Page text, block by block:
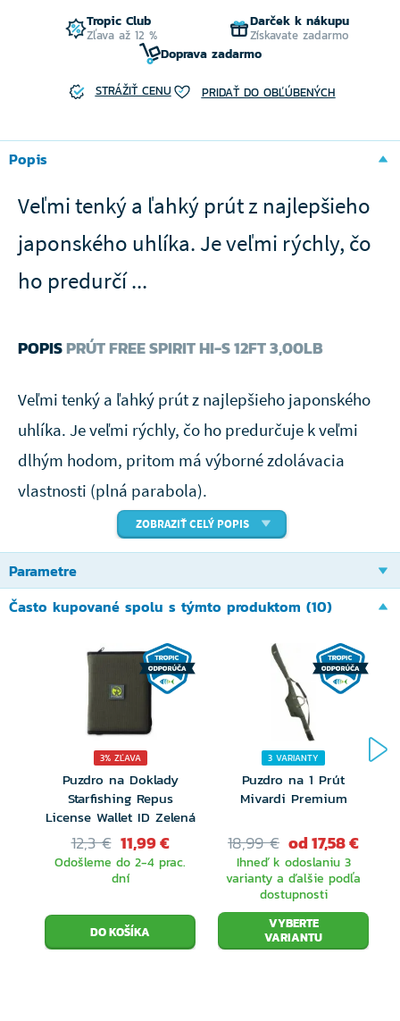
Tropic Club
Zľava až 12 %
Darček k nákupu
Získavate zadarmo
Doprava zadarmo
STRÁŽIŤ CENU PRIDAŤ DO OBĽÚBENÝCH
Popis
Veľmi tenký a ľahký prút z najlepšieho
japonského uhlíka. Je veľmi rýchly, čo
ho predurčí ...
POPISPRÚT FREE SPIRIT HI-S 12FT 3,00LB
Veľmi tenký a ľahký prút z najlepšieho japonského
uhlíka. Je veľmi rýchly, čo ho predurčuje k veľmi
dlhým hodom, pritom má výborné zdolávacia
vlastnosti (plná parabola).
sedlo Fuji
Očká S-lite.
ZOBRAZIŤ CELÝ POPIS
Parametre
Často kupované spolu s týmto produktom (10)
3% ZĽAVA
Puzdro na Doklady
Starfishing Repus
License Wallet ID Zelená
12,3 € 11,99 €
Odošleme do 2-4 prac.
dní
3 VARIANTY
Puzdro na 1 Prút
Mivardi Premium
18,99 € od 17,58 €
Ihneď k odoslaniu 3
varianty a ďalšie podľa
dostupnosti
VYBERTE
VARIANTU